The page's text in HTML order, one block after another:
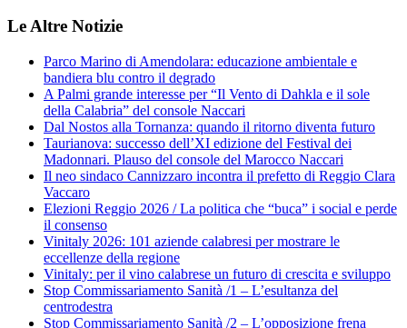
Le Altre Notizie
Parco Marino di Amendolara: educazione ambientale e
bandiera blu contro il degrado
A Palmi grande interesse per “Il Vento di Dahkla e il sole
della Calabria” del console Naccari
Dal Nostos alla Tornanza: quando il ritorno diventa futuro
Taurianova: successo dell’XI edizione del Festival dei
Madonnari. Plauso del console del Marocco Naccari
Il neo sindaco Cannizzaro incontra il prefetto di Reggio Clara
Vaccaro
Elezioni Reggio 2026 / La politica che “buca” i social e perde
il consenso
Vinitaly 2026: 101 aziende calabresi per mostrare le
eccellenze della regione
Vinitaly: per il vino calabrese un futuro di crescita e sviluppo
Stop Commissariamento Sanità /1 – L’esultanza del
centrodestra
Stop Commissariamento Sanità /2 – L’opposizione frena